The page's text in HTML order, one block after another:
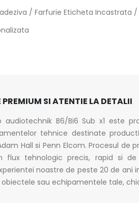
/ Farfurie Eticheta Incastrata
SI ATENTIE LA DETALII
audiotechnik B6/Bi6 Sub x1 este
tehnice destinate
Hall si Penn Elcom. Procesul
flux tehnologic precis, rapid si
noastre de peste 20 de
sau echipamentele tale,